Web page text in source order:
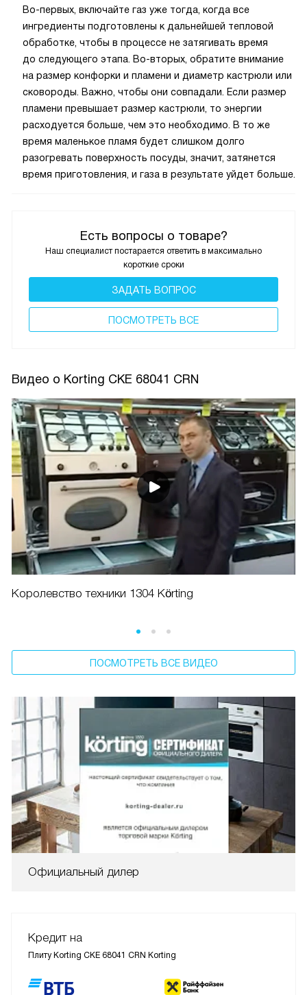
Есть вопросы о товаре?
Наш специалист постарается ответить в максимально
короткие сроки
ЗАДАТЬ ВОПРОС
ПОCМОТРЕТЬ ВСЕ
Во-первых, включайте газ уже тогда, когда все
ингредиенты подготовлены к дальнейшей тепловой
обработке, чтобы в процессе не затягивать время
до следующего этапа. Во-вторых, обратите внимание
на размер конфорки и пламени и диаметр кастрюли или
сковороды. Важно, чтобы они совпадали. Если размер
пламени превышает размер кастрюли, то энергии
расходуется больше, чем это необходимо. В то же
время маленькое пламя будет слишком долго
разогревать поверхность посуды, значит, затянется
время приготовления, и газа в результате уйдет больше.
Видео о Korting CKE 68041 CRN
Королевство техники 1304 Körting
ПОСМОТРЕТЬ ВСЕ ВИДЕО
Официальный дилер
Кредит на
Плиту Korting CKE 68041 CRN Korting